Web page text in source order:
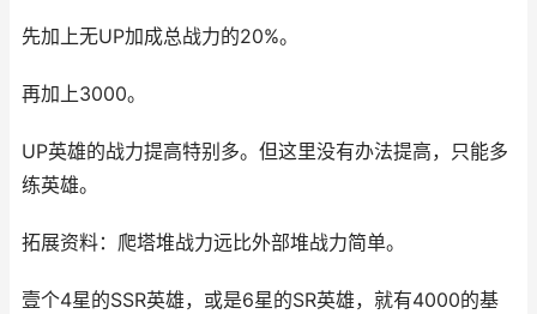
先加上无UP加成总战力的20%。
再加上3000。
UP英雄的战力提高特别多。但这里没有办法提高，只能多
练英雄。
拓展资料：爬塔堆战力远比外部堆战力简单。
壹个4星的SSR英雄，或是6星的SR英雄，就有4000的基